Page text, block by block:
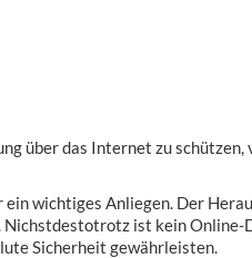
über das Internet zu
wichtiges Anliegen. Der
ist kein
Sicherheit gewährleisten.